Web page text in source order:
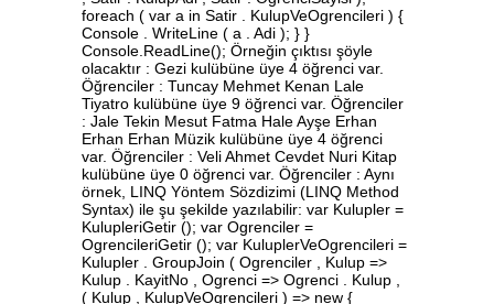
foreach ( var a in Satir . KulupVeOgrencileri ) {
Console . WriteLine ( a . Adi ); } }
Console.ReadLine(); Örneğin çıktısı şöyle
olacaktır : Gezi kulübüne üye 4 öğrenci var.
Öğrenciler : Tuncay Mehmet Kenan Lale
Tiyatro kulübüne üye 9 öğrenci var. Öğrenciler
: Jale Tekin Mesut Fatma Hale Ayşe Erhan
Erhan Erhan Müzik kulübüne üye 4 öğrenci
var. Öğrenciler : Veli Ahmet Cevdet Nuri Kitap
kulübüne üye 0 öğrenci var. Öğrenciler : Aynı
örnek, LINQ Yöntem Sözdizimi (LINQ Method
Syntax) ile şu şekilde yazılabilir: var Kulupler =
KulupleriGetir (); var Ogrenciler =
OgrencileriGetir (); var KuluplerVeOgrencileri =
Kulupler . GroupJoin ( Ogrenciler , Kulup =>
Kulup . KayitNo , Ogrenci => Ogrenci . Kulup ,
( Kulup , KulupVeOgrencileri ) => new {